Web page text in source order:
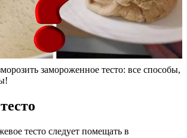
замороженное тесто: все способы,
тесто следует помещать в